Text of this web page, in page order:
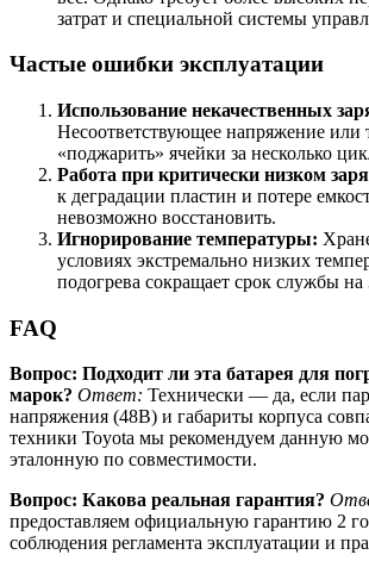
затрат и специальной системы
Частые ошибки эксплуатации
Использование некачественных
Несоответствующее напряжение или
«поджарить» ячейки за несколько
Работа при критически низком
к деградации пластин и потере
невозможно восстановить.
Игнорирование температуры:
условиях экстремально низких
подогрева сокращает срок службы на
FAQ
Вопрос: Подходит ли эта батарея для
марок? Ответ: Технически — да, если
напряжения (48В) и габариты корпуса
техники Toyota мы рекомендуем данную
эталонную по совместимости.
Вопрос: Какова реальная гарантия?
предоставляем официальную гарантию 2
соблюдения регламента эксплуатации и